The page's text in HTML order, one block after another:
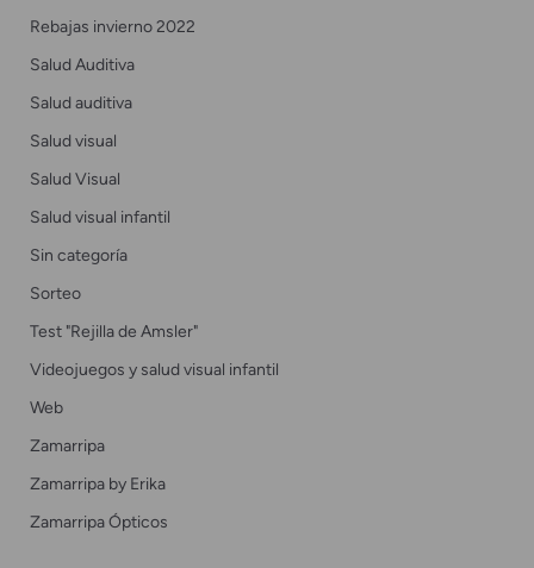
Rebajas invierno 2022
Salud Auditiva
Salud auditiva
Salud visual
Salud Visual
Salud visual infantil
Sin categoría
Sorteo
Test "Rejilla de Amsler"
Videojuegos y salud visual infantil
Web
Zamarripa
Zamarripa by Erika
Zamarripa Ópticos